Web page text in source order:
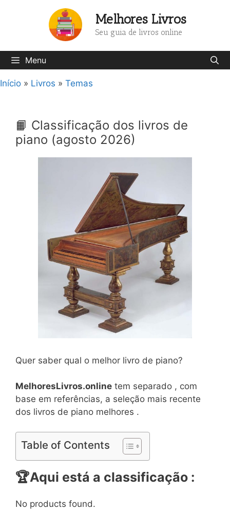
Melhores Livros
Seu guia de livros online
Menu
Início » Livros » Temas
📙 Classificação dos livros de
piano (agosto 2026)
Quer saber qual o melhor livro de piano?
MelhoresLivros.online tem separado , com
base em referências, a seleção mais recente
dos livros de piano melhores .
Table of Contents
🏆Aqui está a classificação :
No products found.